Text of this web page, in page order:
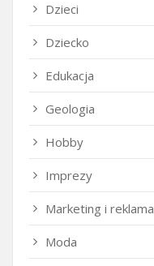
Dzieci
Dziecko
Edukacja
Geologia
Hobby
Imprezy
Marketing i reklama
Moda